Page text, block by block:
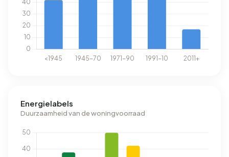
Energielabels
Duurzaamheid van de woningvoorraad